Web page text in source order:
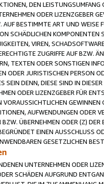
DEN
ODER LIZENZGEBER
AUF BESTIMMTE ART UND
SCHÄDLICHEN
VIREN,
ZUGRIFFE AUF BZW.
TEXTEN ODER SONSTIGEN
ODER JURISTISCHEN PERSON
SEIN DENN, DIESE SIND IN
ODER LIZENZGEBER FÜR
AUFWENDUNGEN ODER
ÜBERNEHMEN ODER (Z)
EINEN AUSSCHLUSS
GESETZLICHEN
UNTERNEHMEN ODER
SCHÄDEN AUFGRUND